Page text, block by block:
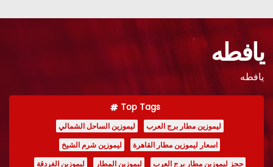
Skip
content
يافطه
يافطه
Top Tags
ليموزين مطار برج العرب
ليموزين الساحل الشمالي
اسعار ليموزين مطار القاهرة
ليموزين شرم الشيخ
حجز ليموزين مطار برج العرب
ليموزين المطار ليموزين الغردقة